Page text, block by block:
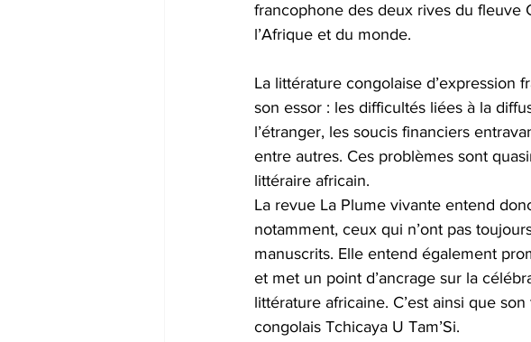
francophone des deux rives du fleuve
l’Afrique et du monde.
La littérature congolaise d’expression
son essor : les difficultés liées à la
l’étranger, les soucis financiers
entre autres. Ces problèmes sont
littéraire africain.
La revue La Plume vivante entend
notamment, ceux qui n’ont pas
manuscrits. Elle entend également
et met un point d’ancrage sur la
littérature africaine. C’est ainsi que
congolais Tchicaya U Tam’Si.